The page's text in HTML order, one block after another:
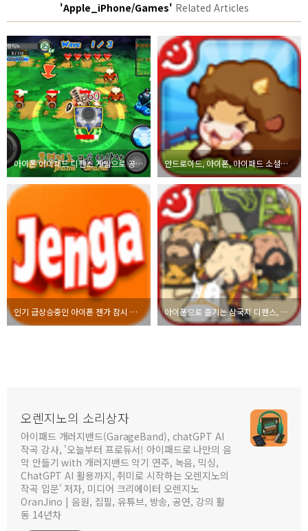
'Apple_iPhone/Games' Related Articles
아이폰 아이패드 디펜스 게임으로 공주를 구하라! 마이티히어로 MightyHero 안드로이드, 아이폰, 아이패드 소셜게임 타이니팜 리뷰
인기 급상승중인 아이폰 젠가 잠시 무료 이벤트중 아이폰으로 즐기는 삼국지 디펜스, 그래픽과 위트는 별로지만 중독성 있는 성지키기 게임
오렌지노의 소리상자
아이패드 개러지밴드(GarageBand), chatGPT AI
작곡 강사, '오늘부터 프로듀서! 아이패드로 나만의 음
악 만들기 with 개러지밴드 악기 연주, 녹음, 믹싱,
ChatGPT AI 활용까지, 취미로 시작하는 오렌지노의
작곡 입문' 저자, 미디어 크리에이터 오렌지노
OranJino | 음원, 집필, 유튜브, 방송, 공연, 강의 활
동 14년차